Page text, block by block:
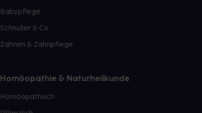
Babypflege
Schnuller & Co.
Zahnen & Zahnpflege
Homöopathie & Naturheilkunde
Homöopathisch